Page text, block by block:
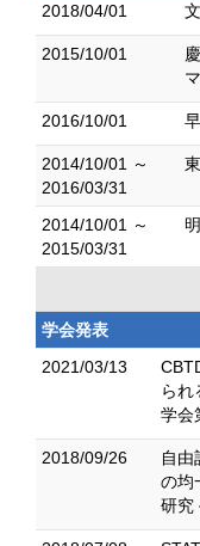
2018/04/01
2015/10/01
2016/10/01
2014/10/01 ～
2016/03/31
2014/10/01 ～
2015/03/31
学会発表
2021/03/13
られ
学会
2018/09/26
自由
の均
研究